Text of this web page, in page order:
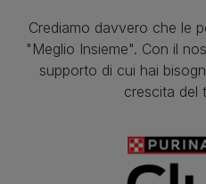
Crediamo davvero che le
"Meglio Insieme". Con il
supporto di cui hai
crescita del